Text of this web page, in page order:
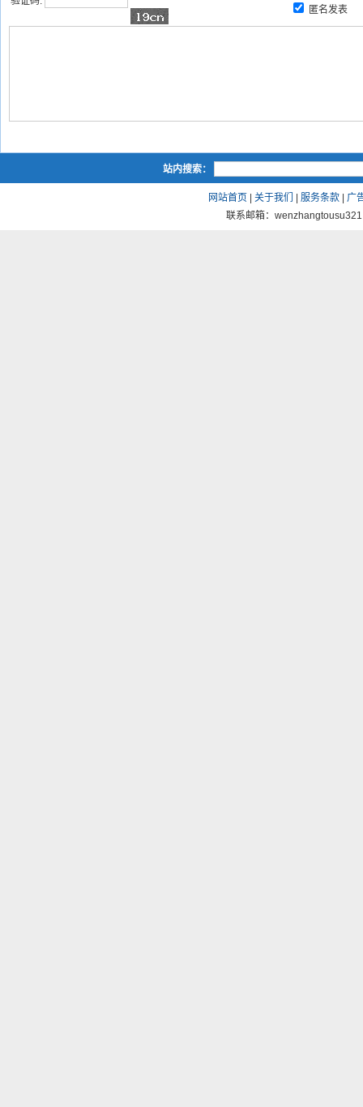
匿名发表
站内搜索：
网站首页 关于我们 服务条款
广
联系邮箱：